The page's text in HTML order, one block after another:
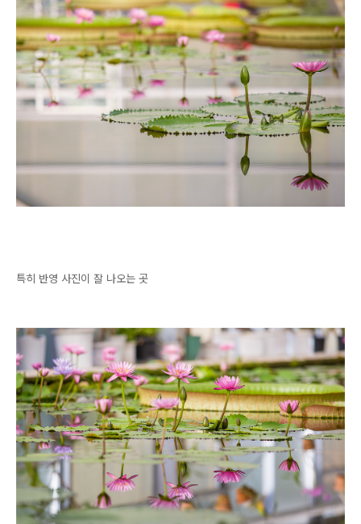
특히 반영 사진이 잘 나오는 곳